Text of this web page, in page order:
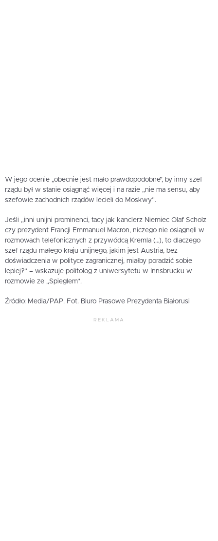
W jego ocenie „obecnie jest mało prawdopodobne”, by inny szef
rządu był w stanie osiągnąć więcej i na razie „nie ma sensu, aby
szefowie zachodnich rządów lecieli do Moskwy”.
Jeśli „inni unijni prominenci, tacy jak kanclerz Niemiec Olaf Scholz
czy prezydent Francji Emmanuel Macron, niczego nie osiągnęli w
rozmowach telefonicznych z przywódcą Kremla (…), to dlaczego
szef rządu małego kraju unijnego, jakim jest Austria, bez
doświadczenia w polityce zagranicznej, miałby poradzić sobie
lepiej?” – wskazuje politolog z uniwersytetu w Innsbrucku w
rozmowie ze „Spieglem”.
Źródło: Media/PAP. Fot. Biuro Prasowe Prezydenta Białorusi
REKLAMA